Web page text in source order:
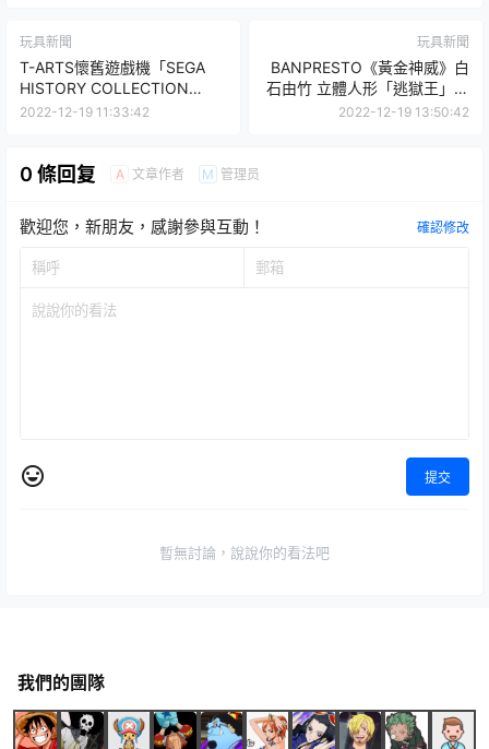
玩具新聞
T-ARTS懷舊遊戲機「SEGA
HISTORY COLLECTION
MEGA DRIVE編2」扭蛋 還原
2022-12-19 11:33:42
玩具新聞
BANPRESTO《黃金神威》白
石由竹 立體人形「逃獄王」淘
氣現身！
2022-12-19 13:50:42
0 條回复 A 文章作者 M 管理员
歡迎您，新朋友，感謝參與互動！ 確認修改
提交
暫無討論，說說你的看法吧
我們的團隊